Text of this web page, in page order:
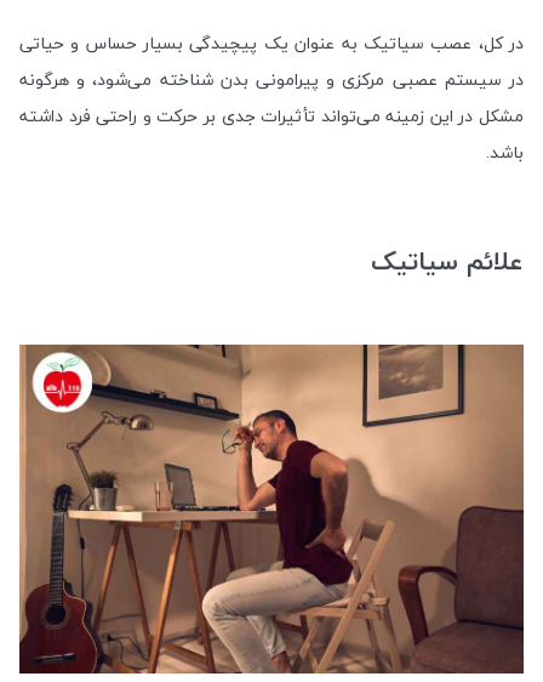
در کل، عصب سیاتیک به عنوان یک پیچیدگی بسیار حساس و حیاتی
در سیستم عصبی مرکزی و پیرامونی بدن شناخته می‌شود، و هرگونه
مشکل در این زمینه می‌تواند تأثیرات جدی بر حرکت و راحتی فرد داشته
باشد.
علائم سیاتیک